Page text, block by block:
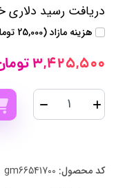
دریافت رسید دلاری
هزینه مازاد (25,000 تومان)
3,425,500 تومان
کد محصول: